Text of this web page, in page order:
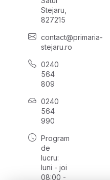
Stejaru,
827215
contact@primaria-
stejaru.ro
0240
564
809
0240
564
990
Program
de
lucru:
luni - joi
08:00 -